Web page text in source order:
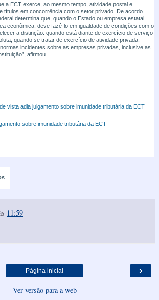
a ECT exerce, ao mesmo tempo, atividade postal e
títulos em concorrência com o setor privado. De acordo
determina que, quando o Estado ou empresa estatal
econômica, deve fazê-lo em igualdade de condições com o
a distinção: quando está diante de exercício de serviço
quando se tratar de exercício de atividade privada,
incidentes sobre as empresas privadas, inclusive as
afirmou.
vista adia julgamento sobre imunidade tributária da ECT
sobre imunidade tributária da ECT
11:59
›
Página inicial
Ver versão para a web